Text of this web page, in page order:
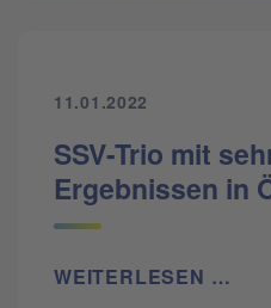
11.01.2022
SSV-Trio mit
Ergebnissen in
WEITERLESEN …